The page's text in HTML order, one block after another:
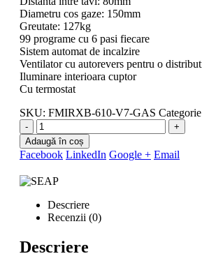
Diametru cos gaze: 150mm
Greutate: 127kg
99 programe cu 6 pasi fiecare
Sistem automat de incalzire
Ventilator cu autorevers pentru o
Iluminare interioara cuptor
Cu termostat
SKU: FMIRXB-610-V7-GAS
-
+
Adaugă în coș
Facebook LinkedIn Google + Email
Descriere
Recenzii (0)
Descriere